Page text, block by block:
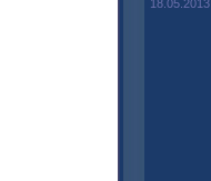
18.05.2013